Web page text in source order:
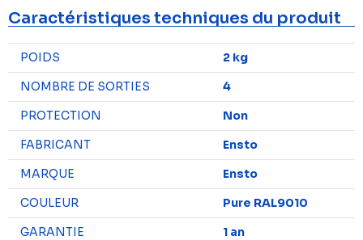
Caractéristiques techniques du produit
POIDS
2 kg
NOMBRE DE SORTIES
4
PROTECTION
Non
FABRICANT
Ensto
MARQUE
Ensto
COULEUR
Pure RAL9010
GARANTIE
1 an